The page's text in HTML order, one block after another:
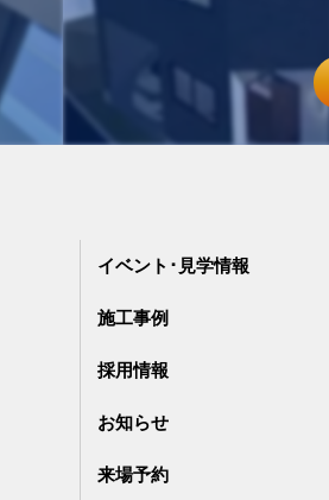
イベント･見学情報
施工事例
採用情報
お知らせ
来場予約